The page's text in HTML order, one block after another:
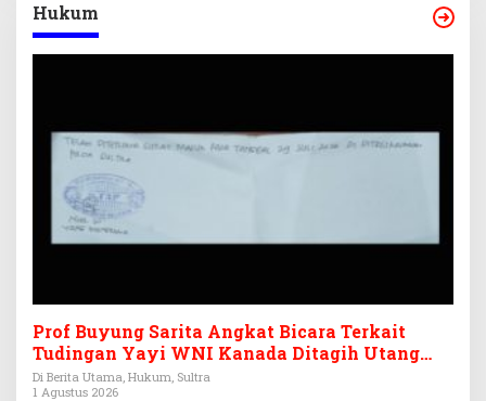
Hukum
Prof Buyung Sarita Angkat Bicara Terkait
Tudingan Yayi WNI Kanada Ditagih Utang
Rp3,6 Miliar
Di Berita Utama, Hukum, Sultra
1 Agustus 2026